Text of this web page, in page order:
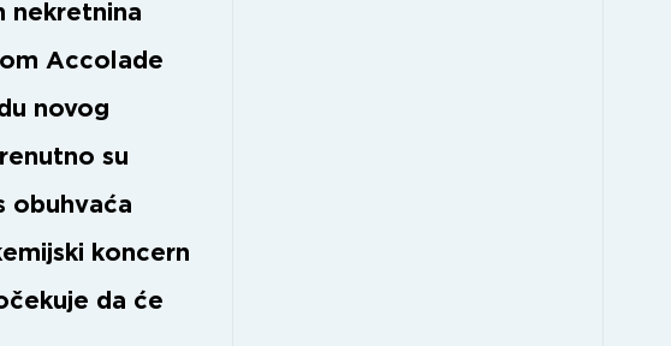
nekretnina
Accolade
novog
su
obuhvaća
koncern
da će